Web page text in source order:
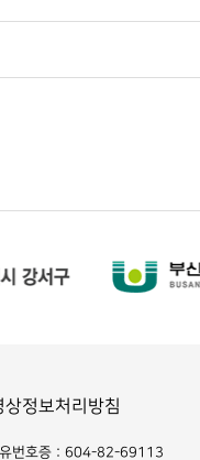
상정보처리방침
번호증 : 604-82-69113